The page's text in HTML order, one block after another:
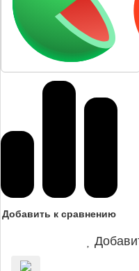
Добавить к сравнению